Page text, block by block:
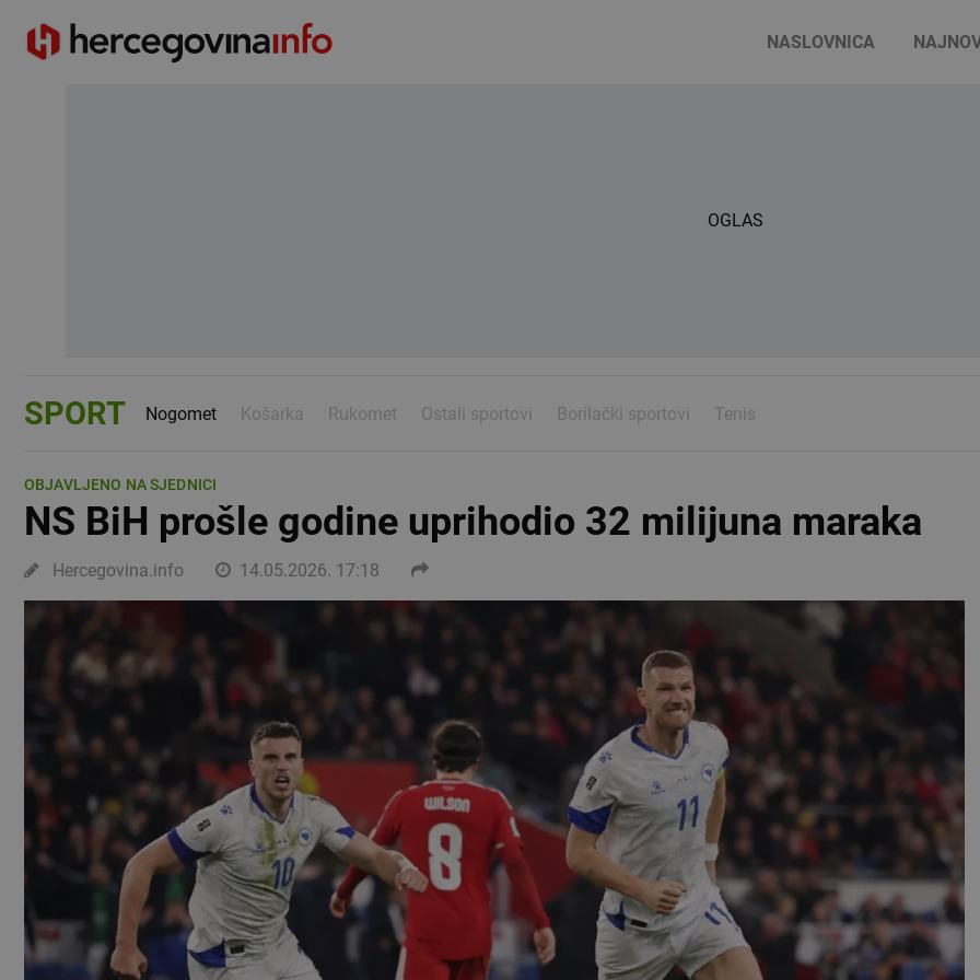
NASLOVNICA
OGLAS
SPORT Nogomet Košarka Rukomet Ostali sportovi Borilački sportovi Tenis
OBJAVLJENO NA SJEDNICI
NS BiH prošle godine uprihodio 32 milijuna maraka
Hercegovina.info 14.05.2026. 17:18